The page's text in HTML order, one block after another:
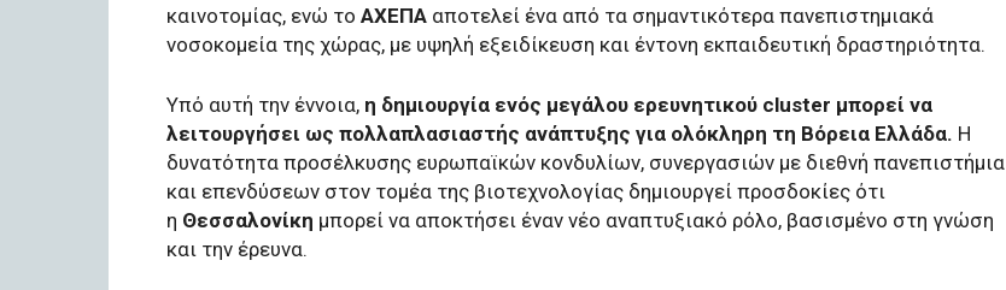
καινοτομίας, ενώ το ΑΧΕΠΑ αποτελεί ένα από τα σημαντικότερα πανεπιστημιακά
νοσοκομεία της χώρας, με υψηλή εξειδίκευση και έντονη εκπαιδευτική δραστηριότητα.
Υπό αυτή την έννοια, η δημιουργία ενός μεγάλου ερευνητικού cluster μπορεί να
λειτουργήσει ως πολλαπλασιαστής ανάπτυξης για ολόκληρη τη Βόρεια Ελλάδα. Η
δυνατότητα προσέλκυσης ευρωπαϊκών κονδυλίων, συνεργασιών με διεθνή πανεπιστήμια
και επενδύσεων στον τομέα της βιοτεχνολογίας δημιουργεί προσδοκίες ότι
η Θεσσαλονίκη μπορεί να αποκτήσει έναν νέο αναπτυξιακό ρόλο, βασισμένο στη γνώση
και την έρευνα.